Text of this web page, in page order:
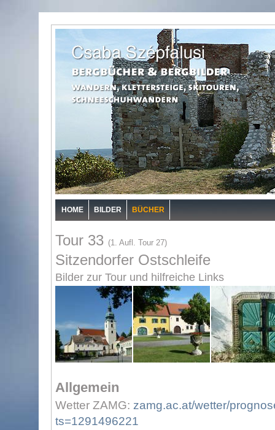
HOME BILDER BÜCHER
Tour 33 (1. Aufl. Tour 27)
Sitzendorfer Ostschleife
Bilder zur Tour und hilfreiche Links
Allgemein
Wetter ZAMG: zamg.ac.at/wetter/
ts=1291496221